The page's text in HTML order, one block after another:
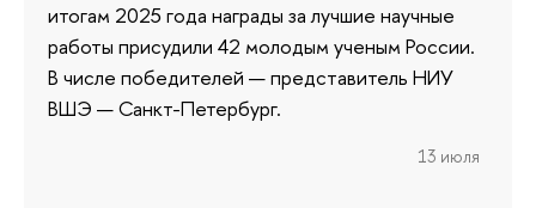
итогам 2025 года награды за лучшие научные
работы присудили 42 молодым ученым России.
В числе победителей — представитель НИУ
ВШЭ — Санкт-Петербург.
13 июля